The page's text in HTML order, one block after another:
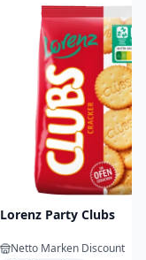
Lorenz Party Clubs
Netto Marken Discount